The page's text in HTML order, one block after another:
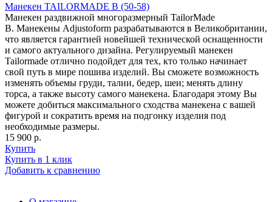
Манекен TAILORMADE B (50-58)
Манекен раздвижной многоразмерный TailorMade
B. Манекены Adjustoform разрабатываются в Великобритании,
что является гарантией новейшей технической оснащенности
и самого актуального дизайна. Регулируемый манекен
Tailormade отлично подойдет для тех, кто только начинает
свой путь в мире пошива изделий. Вы сможете возможность
изменять объемы груди, талии, бедер, шеи; менять длину
торса, а также высоту самого манекена. Благодаря этому Вы
можете добиться максимального сходства манекена с вашей
фигурой и сократить время на подгонку изделия под
необходимые размеры.
15 900 р.
Купить
Купить в 1 клик
Добавить к сравнению